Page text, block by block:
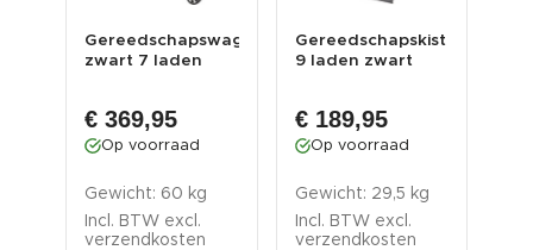
Gereedschapswagen
zwart 7 laden
€ 369,95
Op voorraad
Gewicht: 60 kg
Incl. BTW excl.
verzendkosten
Gereedschapskist
9 laden zwart
€ 189,95
Op voorraad
Gewicht: 29,5 kg
Incl. BTW excl.
verzendkosten